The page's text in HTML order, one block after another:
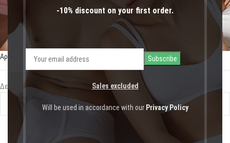
-10% discount on your first order.
Sales excluded
Will be used in accordance with our Privacy Policy
Αρχική σελίδα Shop Προϊόντα με ετικέτα “ανοιχτό”
Δεν βρέθηκε κανένα προϊόν που να ταιριάζει με την επιλογή σας.